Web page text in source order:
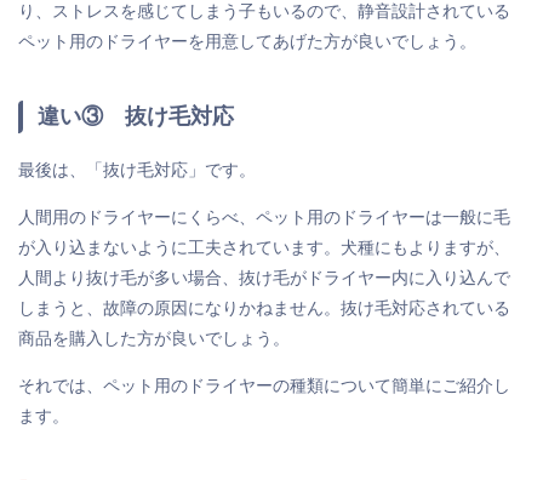
り、ストレスを感じてしまう子もいるので、静音設計されている
ペット用のドライヤーを用意してあげた方が良いでしょう。
違い③ 抜け毛対応
最後は、「抜け毛対応」です。
人間用のドライヤーにくらべ、ペット用のドライヤーは一般に毛
が入り込まないように工夫されています。犬種にもよりますが、
人間より抜け毛が多い場合、抜け毛がドライヤー内に入り込んで
しまうと、故障の原因になりかねません。抜け毛対応されている
商品を購入した方が良いでしょう。
それでは、ペット用のドライヤーの種類について簡単にご紹介し
ます。